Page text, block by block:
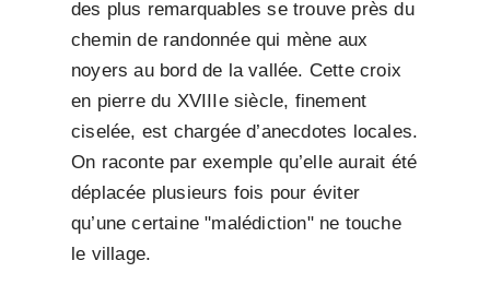
des plus remarquables se trouve près du
chemin de randonnée qui mène aux
noyers au bord de la vallée. Cette croix
en pierre du XVIIIe siècle, finement
ciselée, est chargée d’anecdotes locales.
On raconte par exemple qu’elle aurait été
déplacée plusieurs fois pour éviter
qu’une certaine "malédiction" ne touche
le village.